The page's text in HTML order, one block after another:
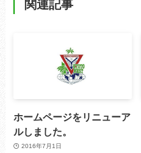
関連記事
ホームページをリニューア
ルしました。
2016年7月1日